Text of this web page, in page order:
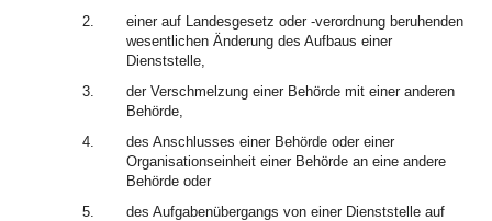
2.
einer auf Landesgesetz oder -verordnung beruhenden
wesentlichen Änderung des Aufbaus einer
Dienststelle,
3.
der Verschmelzung einer Behörde mit einer anderen
Behörde,
4.
des Anschlusses einer Behörde oder einer
Organisationseinheit einer Behörde an eine andere
Behörde oder
5.
des Aufgabenübergangs von einer Dienststelle auf